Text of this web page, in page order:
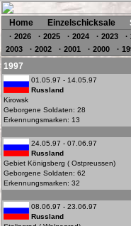
Home Einzelschicksale
· 2026 · 2025 · 2024 · 2023 ·
2003
· 2002 · 2001 · 2000 ·
1997
01.05.97 - 14.05.97
Russland
Kirowsk
Geborgene Soldaten: 28
Erkennungsmarken: 13
24.05.97 - 07.06.97
Russland
Gebiet Königsberg ( Ostpreussen)
Geborgene Soldaten: 62
Erkennungsmarken: 32
08.06.97 - 23.06.97
Russland